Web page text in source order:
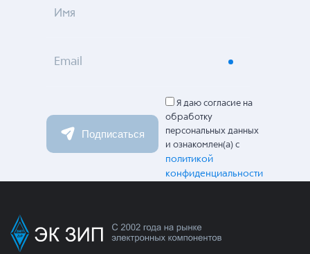
Имя
Email
Подписаться
Я даю согласие на
обработку
персональных данных
и ознакомлен(а) с
политикой
конфиденциальности